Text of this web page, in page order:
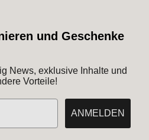
und Geschenke
News, exklusive Inhalte und
Vorteile!
ANMELDEN